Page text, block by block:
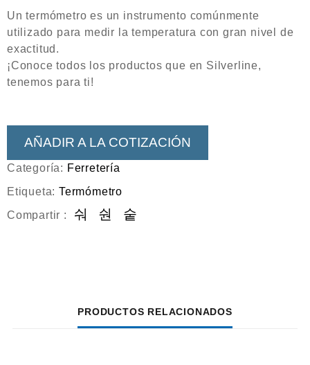
Un termómetro es un instrumento comúnmente
utilizado para medir la temperatura con gran nivel de
exactitud.
¡Conoce todos los productos que en Silverline,
tenemos para ti!
AÑADIR A LA COTIZACIÓN
Categoría: Ferretería
Etiqueta:Termómetro
Compartir :
PRODUCTOS RELACIONADOS